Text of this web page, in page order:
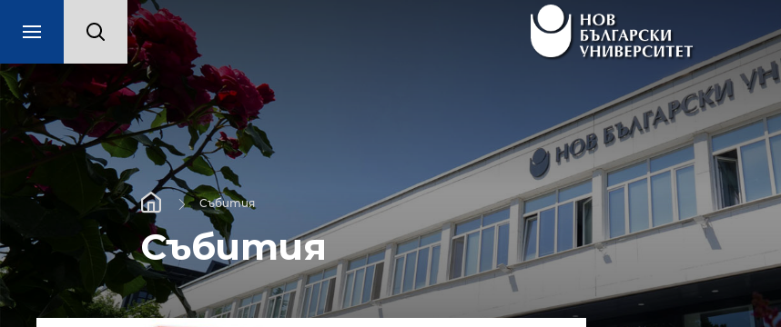
Събития
Събития